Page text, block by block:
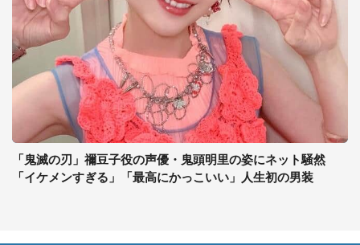
「鬼滅の刃」禰豆子役の声優・鬼頭明里の姿にネット騒然
「イケメンすぎる」「最高にかっこいい」人生初の男装